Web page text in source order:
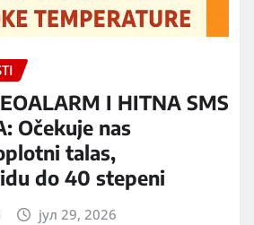
I HITNA SMS
Očekuje nas
talas,
do 40 stepeni
јул 29, 2026